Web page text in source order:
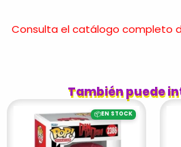
Consulta el catálogo completo
También puede
📦EN STOCK